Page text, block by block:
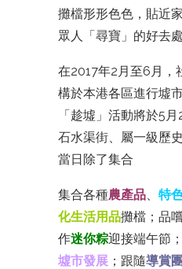
攤檔形形色色，貼近
眾人「尋寶」的好去處
在2017年2月至6月，
構於本港各區進行墟
「趁墟」活動將於5
石水渠街、屬一級歷
當日除了​集合
集合各種農產品 特
化生活用品攤檔；品
作迷你粽迎接端午節
墟市發展 ；跟隨導賞團